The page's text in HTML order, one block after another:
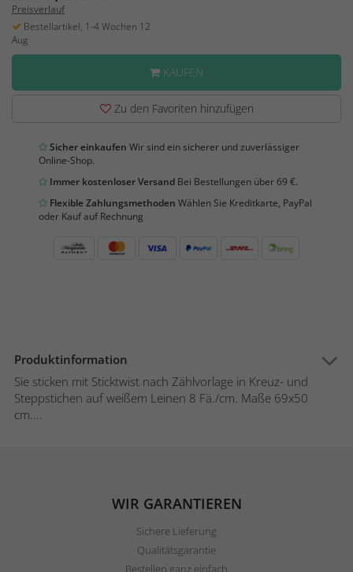
Preisverlauf
Bestellartikel, 1-4 Wochen 12
Aug
KAUFEN
Zu den Favoriten hinzufügen
Sicher einkaufen Wir sind ein sicherer und zuverlässiger
Online-Shop.
Immer kostenloser Versand Bei Bestellungen über 69 €.
Flexible Zahlungsmethoden Wählen Sie Kreditkarte, PayPal
oder Kauf auf Rechnung
Produktinformation
Sie sticken mit Sticktwist nach Zählvorlage in Kreuz- und
Steppstichen auf weißem Leinen 8 Fä./cm. Maße 69x50
cm....
WIR GARANTIEREN
Sichere Lieferung
Qualitätsgarantie
Bestellen ganz einfach